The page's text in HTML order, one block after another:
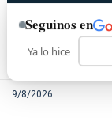
9/8/2026
Seguinos en
Ya lo hice